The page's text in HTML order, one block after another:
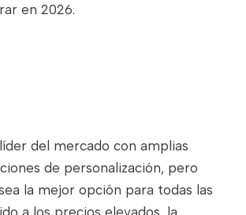
en 2026.
del mercado con amplias
de personalización, pero
la mejor opción para todas las
a los precios elevados, la